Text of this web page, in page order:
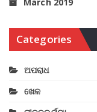
Categories
ଅପରାଧ
ଖେଳ